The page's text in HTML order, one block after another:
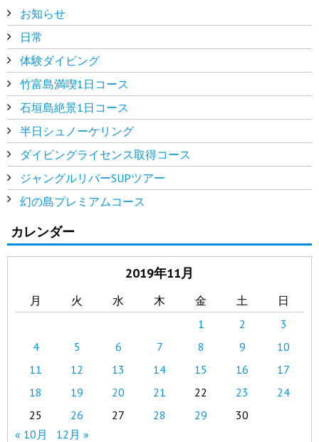
お知らせ
日常
体験ダイビング
竹富島満喫1日コース
石垣島絶景1日コース
半日シュノーケリング
ダイビングライセンス取得コース
ジャングルリバーSUPツアー
幻の島プレミアムコース
カレンダー
2019年11月
月 火 水 木 金 土
日
1
2
3
4
5 6 7 8 9
10
11
12 13 14 15 16
17
18
19 20 21 22 23
24
25
26 27 28 29
30
« 10月
12月 »